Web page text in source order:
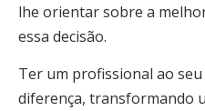
lhe orientar sobre a
essa decisão.
Ter um profissional ao
diferença, transformando